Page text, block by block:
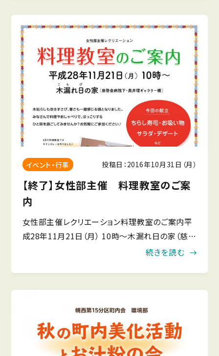
イベント・行事 投稿日：2016年10月31日（月）
【終了】女性部主催 料理教室のご案
内
女性部主催レクリエーション料理教室のご案内平
成28年11月21日（月） 10時〜木漏れ日の家（慈啓
会病院下・奥井理ギャラリー横）木枯らしも吹きす
続きを読む